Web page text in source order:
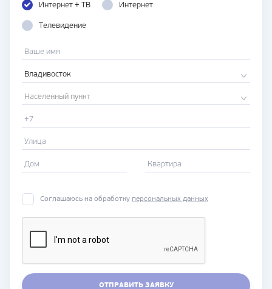
Интернет + TB Интернет
Телевидение
Владивосток
Населенный пункт
Соглашаюсь на обработку персональных данных
ОТПРАВИТЬ ЗАЯВКУ